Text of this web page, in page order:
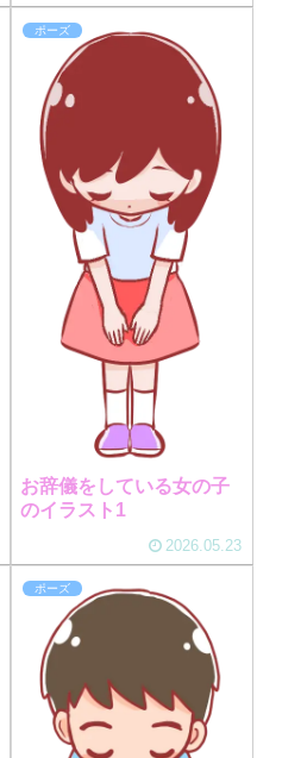
ポーズ
お辞儀をしている女の子
のイラスト1
2026.05.23
ポーズ